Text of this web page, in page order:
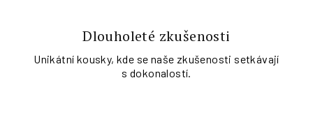
Dlouholeté zkušenosti
Unikátní kousky, kde se naše zkušenosti setkávají
s dokonalostí.